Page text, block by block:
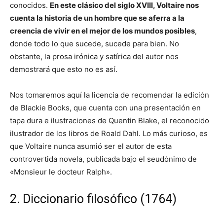
conocidos. En este clásico del siglo XVIII, Voltaire nos
cuenta la historia de un hombre que se aferra a la
creencia de vivir en el mejor de los mundos posibles,
donde todo lo que sucede, sucede para bien. No
obstante, la prosa irónica y satírica del autor nos
demostrará que esto no es así.
Nos tomaremos aquí la licencia de recomendar la edición
de Blackie Books, que cuenta con una presentación en
tapa dura e ilustraciones de Quentin Blake, el reconocido
ilustrador de los libros de Roald Dahl. Lo más curioso, es
que Voltaire nunca asumió ser el autor de esta
controvertida novela, publicada bajo el seudónimo de
«Monsieur le docteur Ralph».
2. Diccionario filosófico (1764)